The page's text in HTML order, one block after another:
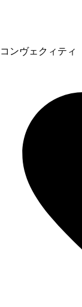
コンヴェクィティ